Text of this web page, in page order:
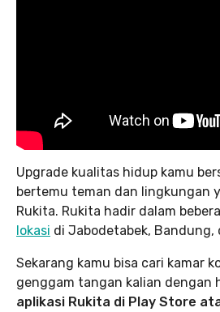
Upgrade kualitas hidup kamu
bertemu teman dan lingkungan
Rukita. Rukita hadir dalam
lokasi di Jabodetabek, Bandung,
Sekarang kamu bisa cari kamar
genggam tangan kalian dengan
aplikasi Rukita di Play Store